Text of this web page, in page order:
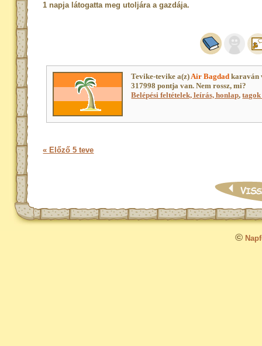
1 napja látogatta meg utoljára a gazdája.
Tevike-tevike a(z)Air Bagdad karaván
317998 pontja van. Nem rossz, mi?
Belépési feltételek, leírás, honlap,
« Előző 5 teve
©